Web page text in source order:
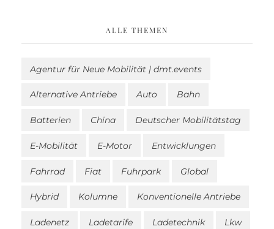
ALLE THEMEN
Agentur für Neue Mobilität | dmt.events
Alternative Antriebe Auto Bahn
Batterien China Deutscher Mobilitätstag
E-Mobilität E-Motor Entwicklungen
Fahrrad Fiat Fuhrpark Global
Hybrid Kolumne Konventionelle Antriebe
Ladenetz Ladetarife Ladetechnik Lkw